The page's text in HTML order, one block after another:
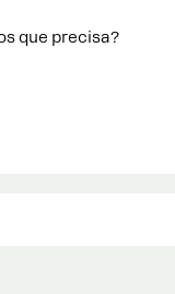
que precisa?